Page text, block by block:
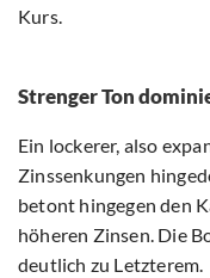
Kurs.
Strenger Ton
Ein lockerer, also
Zinssenkungen
betont hingegen den
höheren Zinsen. Die
deutlich zu Letzterem.